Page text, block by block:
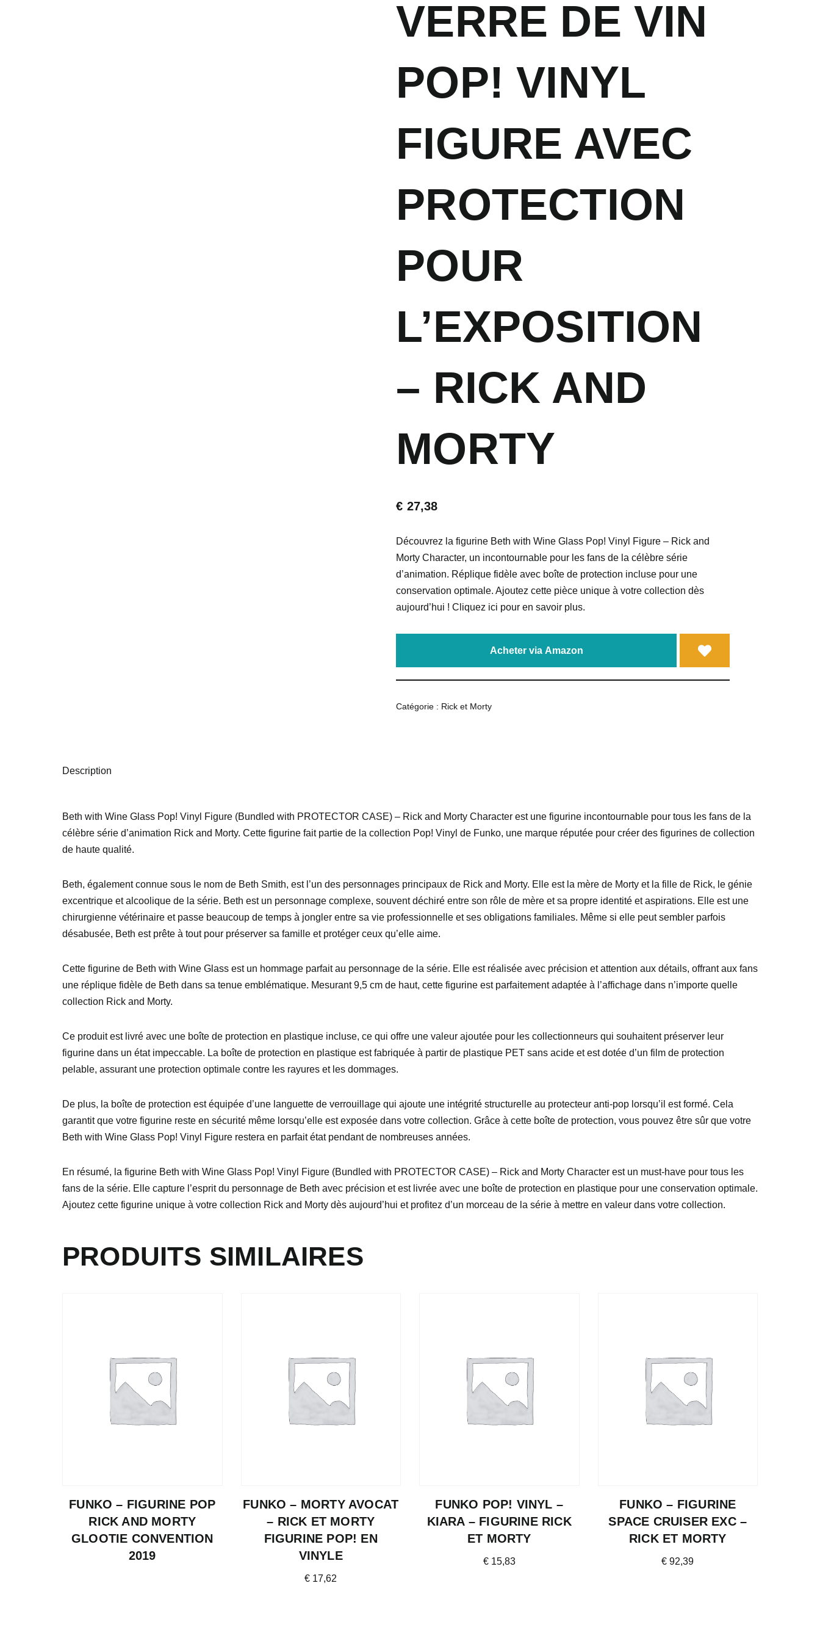
VERRE DE VIN
POP! VINYL
FIGURE AVEC
PROTECTION
POUR
L’EXPOSITION
– RICK AND
MORTY
€ 27,38
Découvrez la figurine Beth with Wine Glass Pop! Vinyl Figure – Rick and
Morty Character, un incontournable pour les fans de la célèbre série
d’animation. Réplique fidèle avec boîte de protection incluse pour une
conservation optimale. Ajoutez cette pièce unique à votre collection dès
aujourd’hui ! Cliquez ici pour en savoir plus.
Acheter via Amazon
Catégorie : Rick et Morty
Description
Beth with Wine Glass Pop! Vinyl Figure (Bundled with PROTECTOR CASE) – Rick and Morty Character est une figurine incontournable pour tous les fans de la
célèbre série d’animation Rick and Morty. Cette figurine fait partie de la collection Pop! Vinyl de Funko, une marque réputée pour créer des figurines de collection
de haute qualité.
Beth, également connue sous le nom de Beth Smith, est l’un des personnages principaux de Rick and Morty. Elle est la mère de Morty et la fille de Rick, le génie
excentrique et alcoolique de la série. Beth est un personnage complexe, souvent déchiré entre son rôle de mère et sa propre identité et aspirations. Elle est une
chirurgienne vétérinaire et passe beaucoup de temps à jongler entre sa vie professionnelle et ses obligations familiales. Même si elle peut sembler parfois
désabusée, Beth est prête à tout pour préserver sa famille et protéger ceux qu’elle aime.
Cette figurine de Beth with Wine Glass est un hommage parfait au personnage de la série. Elle est réalisée avec précision et attention aux détails, offrant aux fans
une réplique fidèle de Beth dans sa tenue emblématique. Mesurant 9,5 cm de haut, cette figurine est parfaitement adaptée à l’affichage dans n’importe quelle
collection Rick and Morty.
Ce produit est livré avec une boîte de protection en plastique incluse, ce qui offre une valeur ajoutée pour les collectionneurs qui souhaitent préserver leur
figurine dans un état impeccable. La boîte de protection en plastique est fabriquée à partir de plastique PET sans acide et est dotée d’un film de protection
pelable, assurant une protection optimale contre les rayures et les dommages.
De plus, la boîte de protection est équipée d’une languette de verrouillage qui ajoute une intégrité structurelle au protecteur anti-pop lorsqu’il est formé. Cela
garantit que votre figurine reste en sécurité même lorsqu’elle est exposée dans votre collection. Grâce à cette boîte de protection, vous pouvez être sûr que votre
Beth with Wine Glass Pop! Vinyl Figure restera en parfait état pendant de nombreuses années.
En résumé, la figurine Beth with Wine Glass Pop! Vinyl Figure (Bundled with PROTECTOR CASE) – Rick and Morty Character est un must-have pour tous les
fans de la série. Elle capture l’esprit du personnage de Beth avec précision et est livrée avec une boîte de protection en plastique pour une conservation optimale.
Ajoutez cette figurine unique à votre collection Rick and Morty dès aujourd’hui et profitez d’un morceau de la série à mettre en valeur dans votre collection.
PRODUITS SIMILAIRES
FUNKO – FIGURINE POP
RICK AND MORTY
GLOOTIE CONVENTION
2019
FUNKO – MORTY AVOCAT
– RICK ET MORTY
FIGURINE POP! EN
VINYLE
€ 17,62
FUNKO POP! VINYL –
KIARA – FIGURINE RICK
ET MORTY
€15,83
FUNKO – FIGURINE
SPACE CRUISER EXC –
RICK ET MORTY
€ 92,39